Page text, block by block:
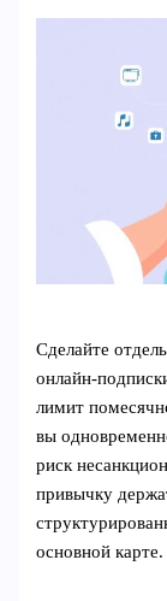
Сделайте
лимит
вы
риск
привычку
основной карте.